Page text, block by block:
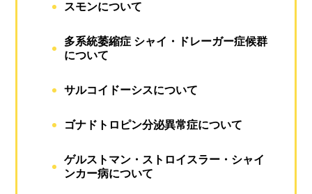
スモンについて
多系統萎縮症 シャイ・ドレーガー症候群
について
サルコイドーシスについて
ゴナドトロピン分泌異常症について
ゲルストマン・ストロイスラー・シャイ
ンカー病について